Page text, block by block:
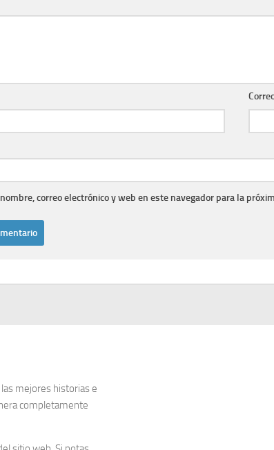
correo electrónico y web en este navegador para la
mejores historias e
completamente